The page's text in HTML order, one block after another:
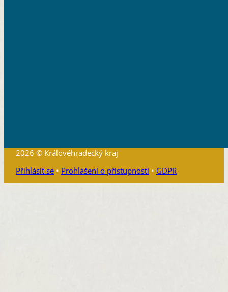
2026 © Královéhradecký kraj
Přihlásit se• Prohlášení o přístupnosti • GDPR